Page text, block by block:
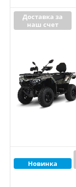
Доставка за
наш счет
Новинка